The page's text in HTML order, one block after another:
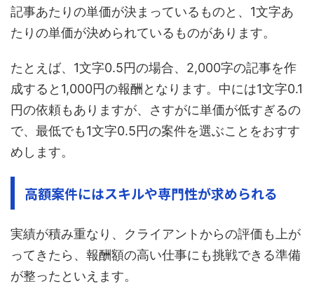
記事あたりの単価が決まっているものと、1文字あ
たりの単価が決められているものがあります。
たとえば、1文字0.5円の場合、2,000字の記事を作
成すると1,000円の報酬となります。中には1文字0.1
円の依頼もありますが、さすがに単価が低すぎるの
で、最低でも1文字0.5円の案件を選ぶことをおすす
めします。
高額案件にはスキルや専門性が求められる
実績が積み重なり、クライアントからの評価も上が
ってきたら、報酬額の高い仕事にも挑戦できる準備
が整ったといえます。